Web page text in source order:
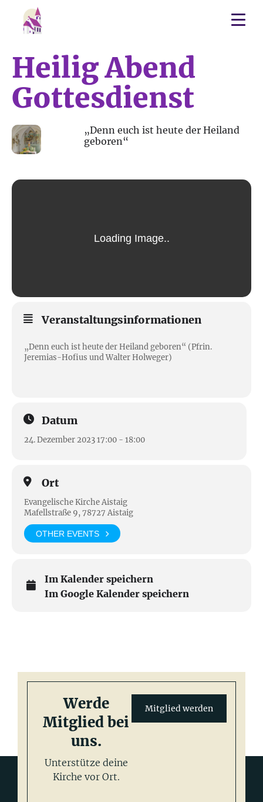
Heilig Abend
Gottesdienst
„Denn euch ist heute der Heiland
geboren“
Veranstaltungsinformationen
„Denn euch ist heute der Heiland geboren“ (Pfrin.
Jeremias-Hofius und Walter Holweger)
Datum
24. Dezember 2023 17:00 - 18:00
Ort
Evangelische Kirche Aistaig
Mafellstraße 9, 78727 Aistaig
OTHER EVENTS
Im Kalender speichern
Im Google Kalender speichern
Werde
Mitglied bei
uns.
Unterstütze deine
Kirche vor Ort.
Mitglied werden